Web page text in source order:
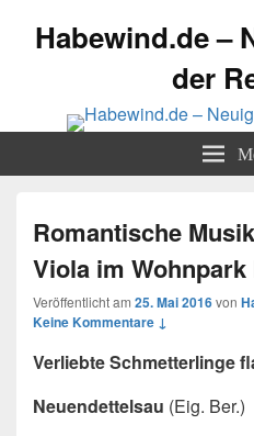
Habewind.de –
der
Romantische
Viola im
Veröffentlicht am 25. Mai 2016von
Keine Kommentare ↓
Verliebte Schmetterlinge
Neuendettelsau (Eig. Ber.)